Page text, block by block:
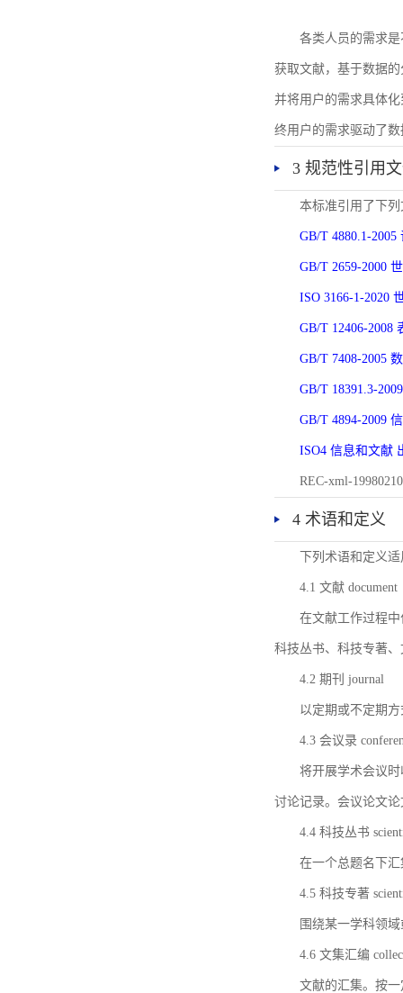
各类人员的需求
获取文献，基于数据
并将用户的需求具体
终用户的需求驱动了
3 规范性引用
本标准引用了下
GB/T 4880.1-
GB/T 2659-2000
ISO 3166-1-2020
GB/T 12406-2008
GB/T 7408-2005
GB/T 18391.3-
GB/T 4894-2009
ISO4 信息和文献
REC-xml-
4 术语和定义
下列术语和定义
4.1 文献 document
在文献工作过程
科技丛书、科技专著
4.2 期刊 journal
以定期或不定期
4.3 会议录
将开展学术会议
讨论记录。会议论文
4.4 科技丛书
在一个总题名下
4.5 科技专著
围绕某一学科领
4.6 文集汇编
文献的汇集。按